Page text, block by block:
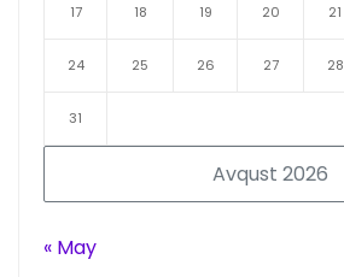
Avqust 2026
17 18 19 20 21
24 25 26 27 28
31
« May